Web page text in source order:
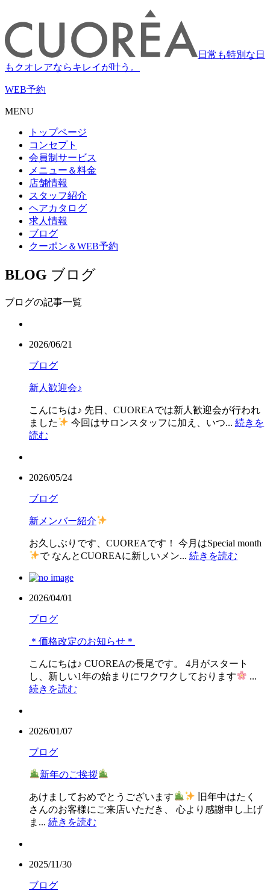
日常も特別な日
もクオレアならキレイが叶う。
WEB予約
MENU
トップページ
コンセプト
会員制サービス
メニュー＆料金
店舗情報
スタッフ紹介
ヘアカタログ
求人情報
ブログ
クーポン＆WEB予約
BLOG ブログ
ブログの記事一覧
2026/06/21
ブログ
新人歓迎会♪
こんにちは♪ 先日、CUOREAでは新人歓迎会が行われ
ました
今回はサロンスタッフに加え、いつ...続きを
読む
2026/05/24
ブログ
新メンバー紹介
お久しぶりです、CUOREAです！ 今月はSpecial month
で なんとCUOREAに新しいメン...続きを読む
2026/04/01
ブログ
＊価格改定のお知らせ＊
こんにちは♪ CUOREAの長尾です。 4月がスタート
し、新しい1年の始まりにワクワクしております
...
続きを読む
2026/01/07
ブログ
新年のご挨拶
あけましておめでとうございます
旧年中はたく
さんのお客様にご来店いただき、 心より感謝申し上げ
ま... 続きを読む
2025/11/30
ブログ